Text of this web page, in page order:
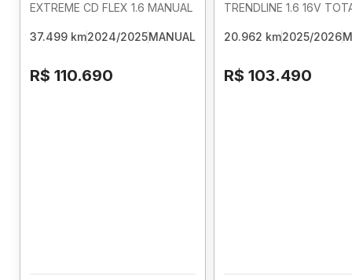
EXTREME CD FLEX 1.6 MANUAL
37.499 km2024/2025MANUAL
R$ 110.690
TRENDLINE 1.6 16V
20.962 km2025/2026
R$ 103.490